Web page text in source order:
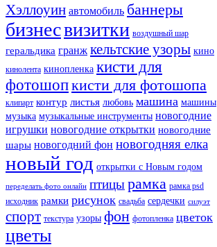
Хэллоуин автомобиль баннеры
бизнесвизитки воздушный шар
геральдика гранж кельтские узоры кино
кинолента кинопленка кисти для
фотошопкисти для фотошопа
клипарт контур листья любовь машина машины
музыка музыкальные инструменты новогодние
игрушки новогодние открытки новогодние
шары новогодний фон новогодняя елка
новый год открытки с Новым годом
переделать фото онлайн птицырамка рамка psd
исходник рамки рисунок свадьба сердечки силуэт
спорт текстура узоры фон фотопленка цветок
цветы